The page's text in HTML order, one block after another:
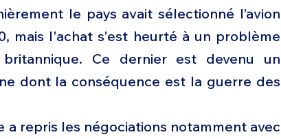
le pays avait sélectionné l’avion
mais l'achat s'est heurté à un problème
Ce dernier est devenu un
dont la conséquence est la guerre des
a repris les négociations notamment avec